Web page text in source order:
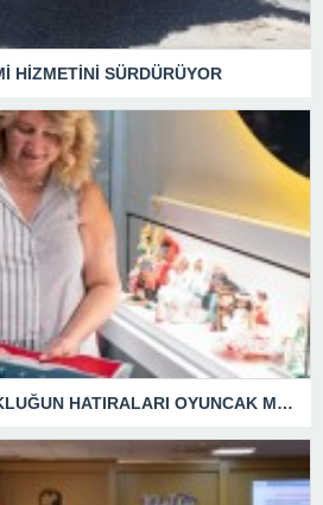
HİZMETİNİ SÜRDÜRÜYOR
KUŞADASI’NDA ÇOCUKLUĞUN HATIRALARI OYUNCAK MÜZESİNDE HAYAT BULACAK